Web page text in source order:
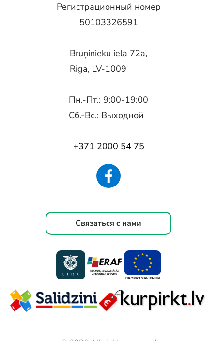
Регистрационный номер
50103326591
Bruņinieku iela 72a,
Riga, LV-1009
Пн.-Пт.: 9:00-19:00
Сб.-Вс.: Выходной
+371 2000 54 75
Связаться с нами